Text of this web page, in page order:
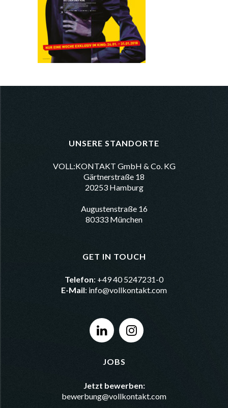
UNSERE STANDORTE
VOLL:KONTAKT GmbH & Co. KG
Gärtnerstraße 18
20253 Hamburg
Augustenstraße 16
80333 München
GET IN TOUCH
Telefon: +49 40 5247231-0
E-Mail: info@vollkontakt.com
JOBS
Jetzt bewerben:
bewerbung@vollkontakt.com